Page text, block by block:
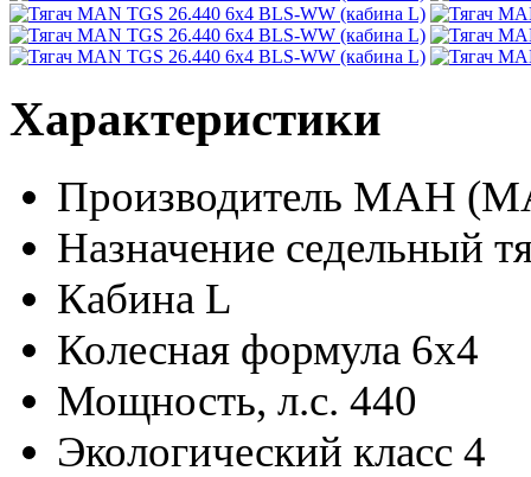
Характеристики
Производитель МАН
Назначение седельный
Кабина L
Колесная формула 6x4
Мощность, л.с. 440
Экологический класс 4